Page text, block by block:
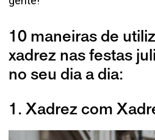
10 maneiras de
xadrez nas festas
no seu dia a dia:
1. Xadrez com